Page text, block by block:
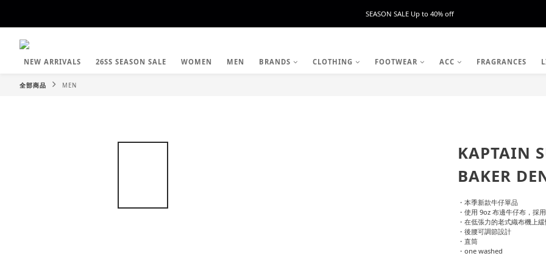
SEASON SALE Up to 40% off
NEW ARRIVALS
26SS SEASON SALE WOMEN MEN BRANDS CLOTHING FOOTWEAR ACC FRAGRANCES
全部商品 MEN
KAPTAIN
BAKER
・本季新款牛仔單品
・使用 9oz 布邊牛仔布，採
・在低張力的老式織布機上
・後腰可調節設計
・直筒
・one washed